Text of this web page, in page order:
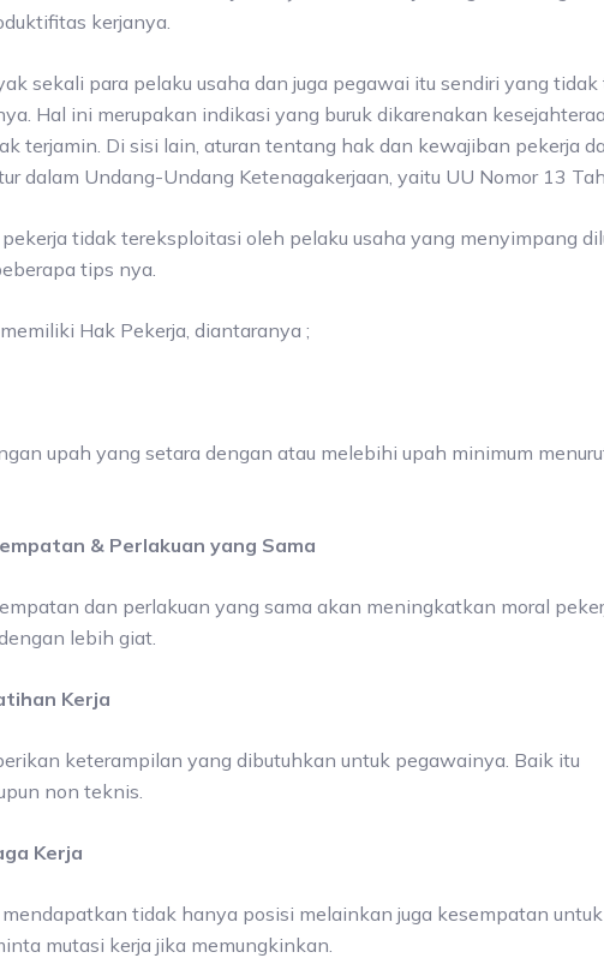
kerjanya.
sekali para pelaku usaha dan juga pegawai itu sendiri yang tidak
Hal ini merupakan indikasi yang buruk dikarenakan
terjamin. Di sisi lain, aturan tentang hak dan kewajiban pekerja
dalam Undang-Undang Ketenagakerjaan, yaitu UU Nomor 13
tidak tereksploitasi oleh pelaku usaha yang menyimpang
tips nya.
Hak Pekerja, diantaranya ;
upah yang setara dengan atau melebihi upah minimum
& Perlakuan yang Sama
dan perlakuan yang sama akan meningkatkan moral
lebih giat.
Kerja
keterampilan yang dibutuhkan untuk pegawainya. Baik itu
non teknis.
Kerja
tidak hanya posisi melainkan juga kesempatan
mutasi kerja jika memungkinkan.